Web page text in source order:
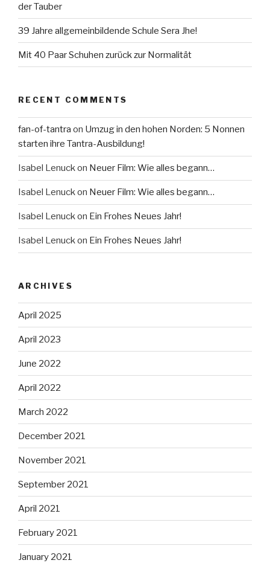
der Tauber
39 Jahre allgemeinbildende Schule Sera Jhe!
Mit 40 Paar Schuhen zurück zur Normalität
RECENT COMMENTS
fan-of-tantra on Umzug in den hohen Norden: 5 Nonnen
starten ihre Tantra-Ausbildung!
Isabel Lenuckon Neuer Film: Wie alles begann…
Isabel Lenuckon Neuer Film: Wie alles begann…
Isabel Lenuckon Ein Frohes Neues Jahr!
Isabel Lenuckon Ein Frohes Neues Jahr!
ARCHIVES
April 2025
April 2023
June 2022
April 2022
March 2022
December 2021
November 2021
September 2021
April 2021
February 2021
January 2021